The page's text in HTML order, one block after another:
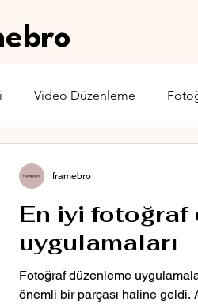
Video Düzenleme
Yayıncılığı
En iyi fotoğraf
uygulamaları
Fotoğraf düzenleme
önemli bir parçası haline geldi.
framebro